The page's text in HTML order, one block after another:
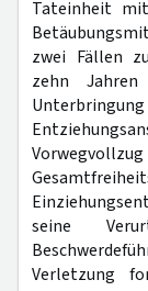
Tateinheit
zwei Fällen
zehn
seine
Verletzung